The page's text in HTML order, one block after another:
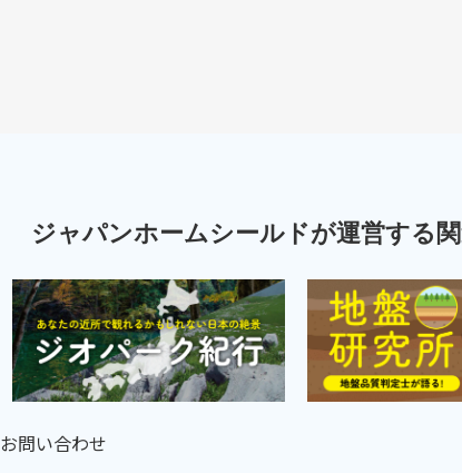
ジャパンホームシールドが運営する
お問い合わせ